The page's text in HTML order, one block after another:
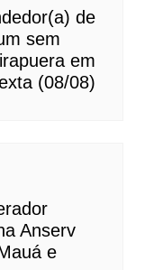
de
sem
em
(08/08)
Anserv
e